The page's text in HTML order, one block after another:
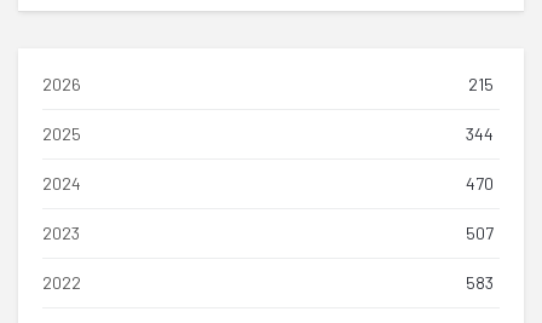
2026 215
2025 344
2024 470
2023 507
2022 583